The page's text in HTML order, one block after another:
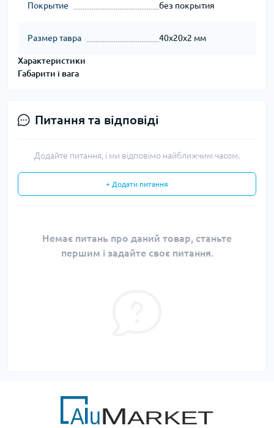
Покрытие без покрытия
Размер тавра 40х20х2 мм
Характеристики
Габарити і вага
Питання та відповіді
Додайте питання, і ми відповімо найближчим часом.
+ Додати питання
Немає питань про даний товар, станьте
першим і задайте своє питання.